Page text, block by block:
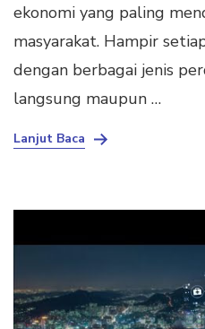
ekonomi yang paling
masyarakat. Hampir
dengan berbagai jenis
langsung maupun …
Lanjut Baca